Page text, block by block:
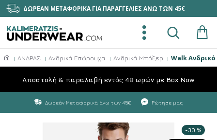
ΔΩΡΕΑΝ ΜΕΤΑΦΟΡΙΚΑ ΓΙΑ ΠΑΡΑΓΓΕΛΙΕΣ ΑΝΩ ΤΩΝ 45€
ΑΝΔΡΑΣ Ανδρικά Εσώρουχα Ανδρικά Μπόξερ Walk
Aποστολή & παραλαβή εντός 48 ωρών με Box Now
Δωρεάν Μεταφορικά άνω των 45€ Ρώτησε μας
-30 %